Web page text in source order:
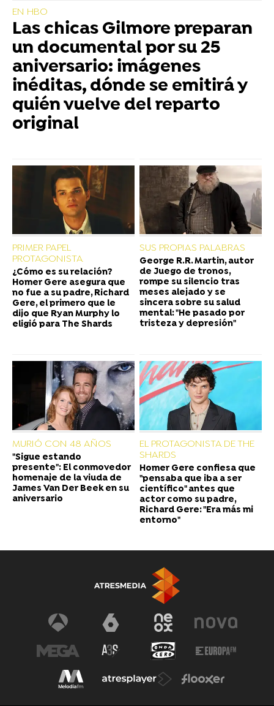
EN HBO
Las chicas Gilmore preparan
un documental por su 25
aniversario: imágenes
inéditas, dónde se emitirá y
quién vuelve del reparto
original
PRIMER PAPEL
PROTAGONISTA
¿Cómo es su relación?
Homer Gere asegura que
no fue a su padre, Richard
Gere, el primero que le
dijo que Ryan Murphy lo
eligió para The Shards
SUS PROPIAS PALABRAS
George R.R. Martin, autor
de Juego de tronos,
rompe su silencio tras
meses alejado y se
sincera sobre su salud
mental: "He pasado por
tristeza y depresión"
MURIÓ CON 48 AÑOS
"Sigue estando
presente": El conmovedor
homenaje de la viuda de
James Van Der Beek en su
aniversario
EL PROTAGONISTA DE THE
SHARDS
Homer Gere confiesa que
"pensaba que iba a ser
científico" antes que
actor como su padre,
Richard Gere: "Era más mi
entorno"